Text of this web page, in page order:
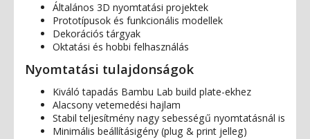
Általános 3D nyomtatási projektek
Prototípusok és funkcionális modellek
Dekorációs tárgyak
Oktatási és hobbi felhasználás
Nyomtatási tulajdonságok
Kiváló tapadás Bambu Lab build plate-ekhez
Alacsony vetemedési hajlam
Stabil teljesítmény nagy sebességű nyomtatásnál is
Minimális beállításigény (plug & print jelleg)